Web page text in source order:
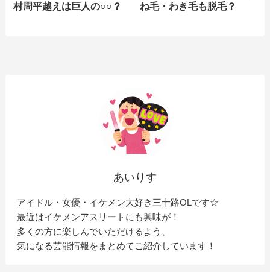
村周平越えは巨人の○○？
ね毛・わき毛も脱毛？
あいりす
アイドル・女優・イケメン大好き三十路OLです☆
最近はイケメンアスリートにも興味が！
多くの方に楽しんでいただけるよう、
気になる芸能情報をまとめてご紹介しています！